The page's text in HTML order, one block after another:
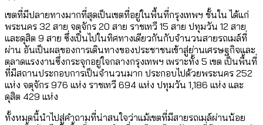
เขตที่มีปลายทางมากที่สุดเป็นเขตที่อยู่ในพื้นที่กรุงเทพฯ ชั้นใน ได้แก่
พระนคร 32 สาย จตุจักร 20 สาย ราชเทวี 15 สาย ปทุมวัน 12 สาย
และดุสิต 9 สาย ซึ่งเป็นไปในทิศทางเดียวกันกับจำนวนสายรถเมล์ที่
ผ่าน อันเป็นผลของการเดินทางของประชาชนเข้าสู่ย่านเศรษฐกิจและ
ตลาดแรงงานซึ่งกระจุกอยู่ใจกลางกรุงเทพฯ เพราะทั้ง 5 เขต เป็นพื้นที่
ที่มีสถานประกอบการเป็นจำนวนมาก ประกอบไปด้วยพระนคร 252
แห่ง จตุจักร 976 แห่ง ราชเทวี 694 แห่ง ปทุมวัน 1,186 แห่ง และ
ดุสิต 429 แห่ง
ทั้งหมดนี้นำไปสู่คำถามที่น่าสนใจว่าแม้เขตที่มีสายรถเมล์ผ่านน้อย